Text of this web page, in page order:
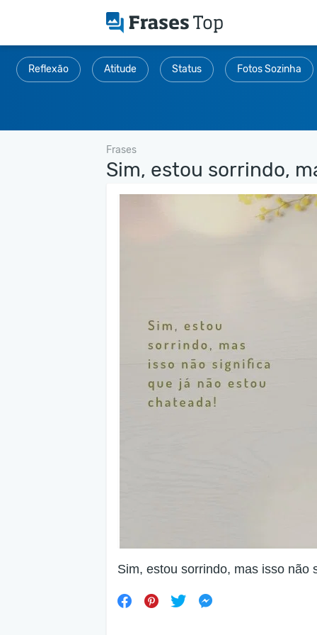
Reflexão Atitude Status Fotos Sozinha
Frases
Sim, estou sorrindo,
Sim, estou sorrindo, mas isso não